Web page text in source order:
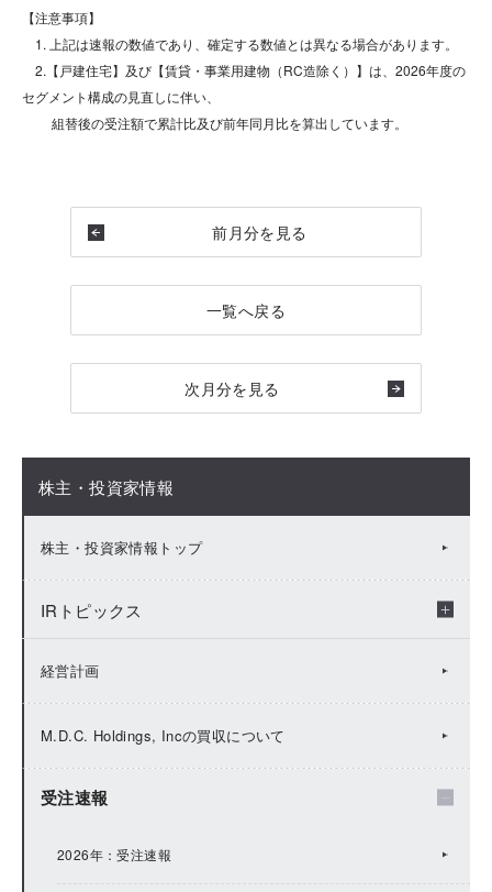
【注意事項】
1. 上記は速報の数値であり、確定する数値とは異なる場合があります。
2.【戸建住宅】及び【賃貸・事業用建物（RC造除く）】は、2026年度の
セグメント構成の見直しに伴い、
組替後の受注額で累計比及び前年同月比を算出しています。
前月分を見る
一覧へ戻る
次月分を見る
株主・投資家情報
株主・投資家情報トップ
IRトピックス
2026年：IRトピックス
経営計画
M.D.C. Holdings, Incの買収について
受注速報
2026年：受注速報